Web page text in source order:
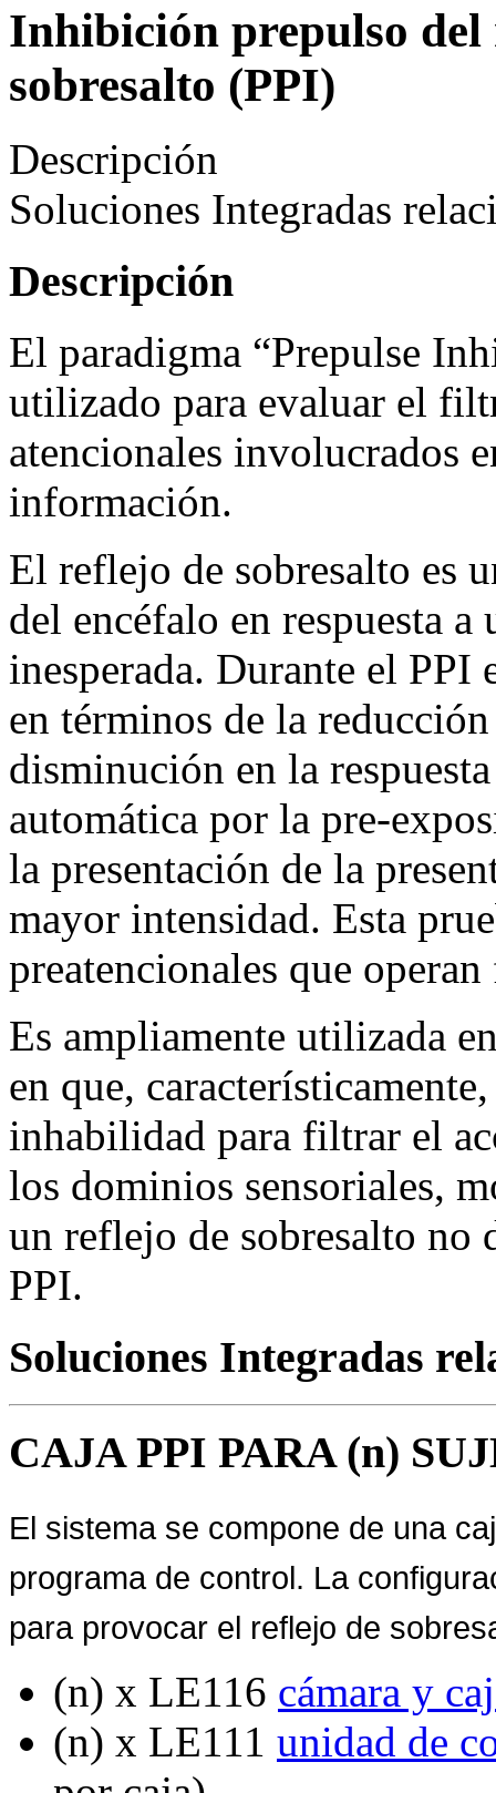
Inhibición prepulso del
sobresalto (PPI)
Descripción
Soluciones Integradas
Descripción
El paradigma “Prepulse
utilizado para evaluar el
atencionales involucrados
información.
El reflejo de sobresalto es
del encéfalo en respuesta
inesperada. Durante el
en términos de la
disminución en la
automática por la pre-
la presentación de la
mayor intensidad. Esta
preatencionales que
Es ampliamente utilizada
en que,
inhabilidad para filtrar el
los dominios sensoriales,
un reflejo de sobresalto no
PPI.
Soluciones Integradas
CAJA PPI PARA (n)
El sistema se compone de una
programa de control. La
para provocar el reflejo de
(n) x LE116 cámara y
(n) x LE111 unidad de